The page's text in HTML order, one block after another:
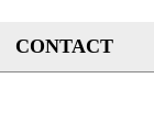
CONTACT